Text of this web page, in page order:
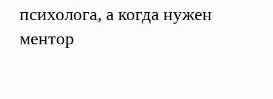
психолога, а когда нужен
ментор